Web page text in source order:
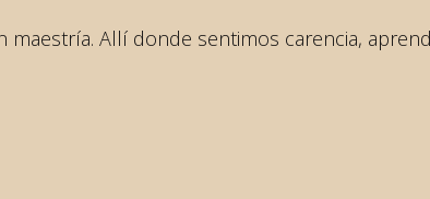
Allí donde sentimos carencia,